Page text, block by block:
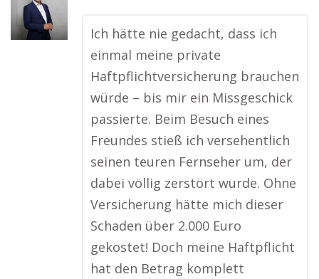
Ich hätte nie gedacht, dass ich
einmal meine private
Haftpflichtversicherung brauchen
würde – bis mir ein Missgeschick
passierte. Beim Besuch eines
Freundes stieß ich versehentlich
seinen teuren Fernseher um, der
dabei völlig zerstört wurde. Ohne
Versicherung hätte mich dieser
Schaden über 2.000 Euro
gekostet! Doch meine Haftpflicht
hat den Betrag komplett